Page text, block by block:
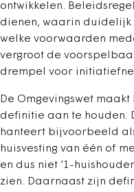
ontwikkelen.
dienen, waarin duidelijk
welke voorwaarden
vergroot de
drempel voor
De Omgevingswet
definitie aan te houden.
hanteert bijvoorbeeld
huisvesting van één of
en dus niet ‘1-
zien. Daarnaast zijn